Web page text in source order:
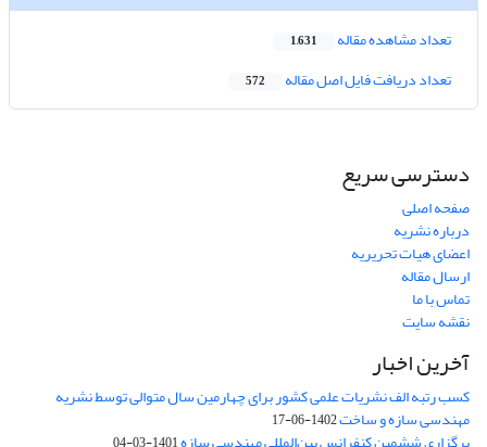
تعداد مشاهده مقاله 1,631
تعداد دریافت فایل اصل مقاله 572
دسترسی سریع
صفحه اصلی
درباره نشریه
اعضای هیات تحریریه
ارسال مقاله
تماس با ما
نقشه سایت
آخرین اخبار
کسب رتبه الف نشریات علمی کشور برای چهارمین سال متوالی توسط نشریه
مهندسی سازه و ساخت1402-06-17